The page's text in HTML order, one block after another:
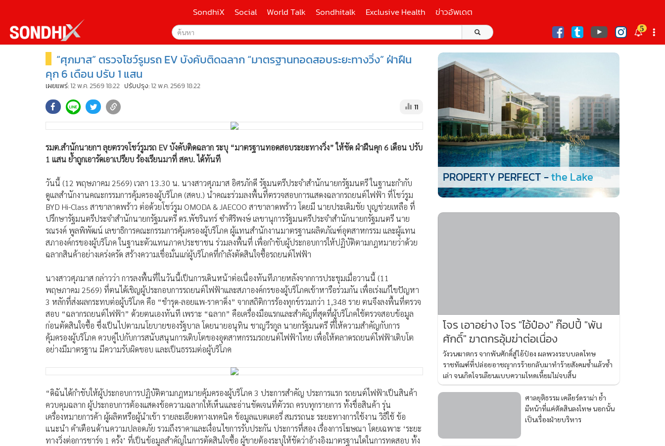
SondhiX Social World Talk Sondhitalk Exclusive Health ข่าวอัพเดต
5
เลือกเครื่องมือที่ใช้
ค้นหา
Sondhitalk
ผู้เฒ่าเล่าเรื่อง
Exclusive Health
เศรษฐกิจ-ธุรกิจ
สังคม-โซเชียล
“ศุภมาส” ตรวจโชว์รูมรถ EV บังคับติดฉลาก “มาตรฐานทอดสอบระยะทางวิ่ง” ฝ่าฝืน
คุก 6 เดือน ปรับ 1 แสน
เผยแพร่:12 พ.ค. 2569 18:22 ปรับปรุง:12 พ.ค. 2569 18:22
11
รมต.สำนักนายกฯ ลุยตรวจโชว์รูมรถ EV บังคับติดฉลาก ระบุ “มาตรฐานทอดสอบระยะทางวิ่ง” ให้ชัด ฝ่าฝืนคุก 6 เดือน ปรับ
1 แสน ย้ำถูกเอารัดเอาเปรียบ ร้องเรียนมาที่ สคบ. ได้ทันที
วันนี้ (12 พฤษภาคม 2569) เวลา 13.30 น. นางสาวศุภมาส อิศรภักดี รัฐมนตรีประจำสำนักนายกรัฐมนตรี ในฐานะกำกับ
ดูแลสำนักงานคณะกรรมการคุ้มครองผู้บริโภค (สคบ.) นำคณะร่วมลงพื้นที่ตรวจสอบการแสดงฉลากรถยนต์ไฟฟ้า ที่โชว์รูม
BYD Hi-Class สาขาลาดพร้าว ต่อด้วยโชว์รูม OMODA & JAECOO สาขาลาดพร้าว โดยมี นายประเดิมชัย บุญช่วยเหลือ ที่
ปรึกษารัฐมนตรีประจำสำนักนายกรัฐมนตรี ดร.พัชรินทร์ ซำศิริพงษ์ เลขานุการรัฐมนตรีประจำสำนักนายกรัฐมนตรี นาย
รณรงค์ พูลพิพัฒน์ เลขาธิการคณะกรรมการคุ้มครองผู้บริโภค ผู้แทนสำนักงานมาตรฐานผลิตภัณฑ์อุตสาหกรรม และผู้แทน
สภาองค์กรของผู้บริโภค ในฐานะตัวแทนภาคประชาชน ร่วมลงพื้นที่ เพื่อกำชับผู้ประกอบการให้ปฏิบัติตามกฎหมายว่าด้วย
ฉลากสินค้าอย่างเคร่งครัด สร้างความเชื่อมั่นแก่ผู้บริโภคที่กำลังตัดสินใจซื้อรถยนต์ไฟฟ้า
นางสาวศุภมาส กล่าวว่า การลงพื้นที่ในวันนี้เป็นการเดินหน้าต่อเนื่องทันทีภายหลังจากการประชุมเมื่อวานนี้ (11
พฤษภาคม 2569) ที่ตนได้เชิญผู้ประกอบการรถยนต์ไฟฟ้าและสภาองค์กรของผู้บริโภคเข้าหารือร่วมกัน เพื่อเร่งแก้ไขปัญหา
3 หลักที่ส่งผลกระทบต่อผู้บริโภค คือ “ชำรุด-ลอยแพ-ราคาดิ่ง” จากสถิติการร้องทุกข์รวมกว่า 1,348 ราย ตนจึงลงพื้นที่ตรวจ
สอบ “ฉลากรถยนต์ไฟฟ้า” ด้วยตนเองทันที เพราะ “ฉลาก” คือเครื่องมือแรกและสำคัญที่สุดที่ผู้บริโภคใช้ตรวจสอบข้อมูล
ก่อนตัดสินใจซื้อ ซึ่งเป็นไปตามนโยบายของรัฐบาล โดยนายอนุทิน ชาญวีรกูล นายกรัฐมนตรี ที่ให้ความสำคัญกับการ
คุ้มครองผู้บริโภค ควบคู่ไปกับการสนับสนุนการเติบโตของอุตสาหกรรมรถยนต์ไฟฟ้าไทย เพื่อให้ตลาดรถยนต์ไฟฟ้าเติบโต
อย่างมีมาตรฐาน มีความรับผิดชอบ และเป็นธรรมต่อผู้บริโภค
“ดิฉันได้กำชับให้ผู้ประกอบการปฏิบัติตามกฎหมายคุ้มครองผู้บริโภค 3 ประการสำคัญ ประการแรก รถยนต์ไฟฟ้าเป็นสินค้า
ควบคุมฉลาก ผู้ประกอบการต้องแสดงข้อความฉลากให้เห็นและอ่านชัดเจนที่ตัวรถ ครบทุกรายการ ทั้งชื่อสินค้า รุ่น
เครื่องหมายการค้า ผู้ผลิตหรือผู้นำเข้า รายละเอียดทางเทคนิค ข้อมูลแบตเตอรี่ สมรรถนะ ระยะทางการใช้งาน วิธีใช้ ข้อ
แนะนำ คำเตือนด้านความปลอดภัย รวมถึงราคาและเงื่อนไขการรับประกัน ประการที่สอง เรื่องการโฆษณา โดยเฉพาะ ‘ระยะ
ทางวิ่งต่อการชาร์จ 1 ครั้ง’ ที่เป็นข้อมูลสำคัญในการตัดสินใจซื้อ ผู้ขายต้องระบุให้ชัดว่าอ้างอิงมาตรฐานใดในการทดสอบ ทั้ง
PROPERTY PERFECT -the Lake
โจร เอาอย่าง โจร "ไอ้ป๋อง" ก๊อปปี้ "พัน
ศักดิ์" ฆาตกรอุ้มฆ่าต่อเนื่อง
วังวนฆาตกร จากพันศักดิ์สู่ไอ้ป๋อง ผลพวงระบบลดโทษ
ราชทัณฑ์ที่ปล่อยอาชญากรร้ายกลับมาทำร้ายสังคมซ้ำแล้วซ้ำ
เล่า จนเกิดโจรเลียนแบบความโหดเหี้ยมไม่จบสิ้น
ศาลยุติธรรม เคลียร์ดราม่า ย้ำ
มีหน้าที่แค่ตัดสินลงโทษ นอกนั้น
เป็นเรื่องฝ่ายบริหาร